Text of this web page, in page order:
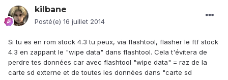
kilbane
Posté(e) 16 juillet 2014
Si tu es en rom stock 4.3 tu peux, via flashtool, flasher le ftf stock
4.3 en zappant le "wipe data" dans flashtool. Cela t'évitera de
perdre tes données car avec flashtool "wipe data" = raz de la
carte sd externe et de toutes les données dans "carte sd